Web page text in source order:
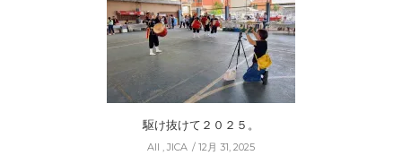
駆け抜けて２０２５。
All , JICA 12月 31, 2025